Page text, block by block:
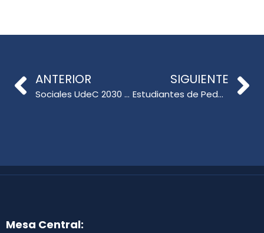
ANTERIOR
Sociales UdeC 2030 fortalece vínculos internacionales para transformar las ciencias sociales, humanidades y arte
SIGUIENTE
Estudiantes de Pedagogía en Español presentan resultados de su Internado Pedagógico en la Tríada Formativa
Mesa Central: